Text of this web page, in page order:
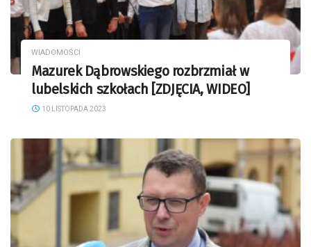
WIADOMOŚCI
Mazurek Dąbrowskiego rozbrzmiał w
lubelskich szkołach [ZDJĘCIA, WIDEO]
10 LISTOPADA 2023